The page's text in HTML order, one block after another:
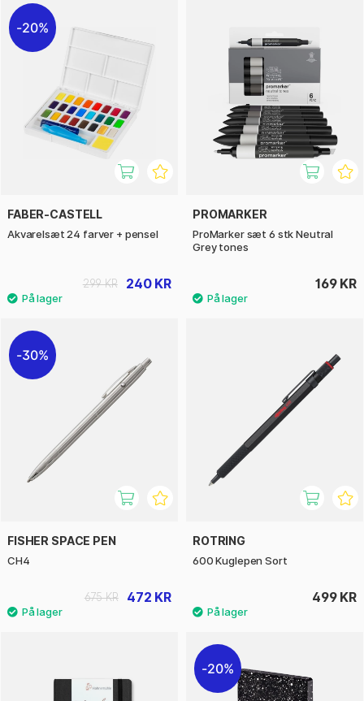
20%
FABER-CASTELL
Akvarelsæt 24 farver + pensel
240 KR
299 KR
PROMARKER
ProMarker sæt 6 stk Neutral
Grey tones
169 KR
30%
FISHER SPACE PEN
CH4
472 KR
675 KR
ROTRING
600 Kuglepen Sort
499 KR
20%